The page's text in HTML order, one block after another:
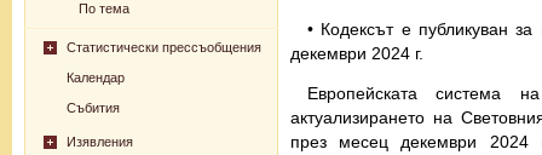
По тема
Статистически прессъобщения
Календар
Събития
Изявления
• Кодексът е публикуван
декември 2024 г.
Европейската система
актуализирането на
през месец декември 2024